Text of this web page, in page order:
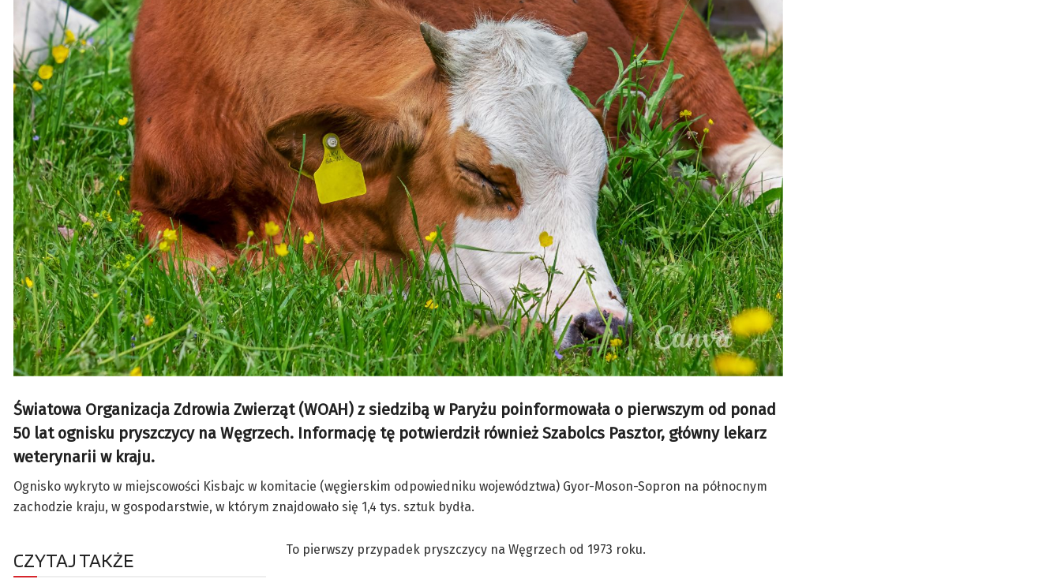
Światowa Organizacja Zdrowia Zwierząt (WOAH) z siedzibą w Paryżu poinformowała o pierwszym od ponad
50 lat ognisku pryszczycy na Węgrzech. Informację tę potwierdził również Szabolcs Pasztor, główny lekarz
weterynarii w kraju.
Ognisko wykryto w miejscowości Kisbajc w komitacie (węgierskim odpowiedniku województwa) Gyor-Moson-Sopron na północnym
zachodzie kraju, w gospodarstwie, w którym znajdowało się 1,4 tys. sztuk bydła.
CZYTAJ TAKŻE To pierwszy przypadek pryszczycy na Węgrzech od 1973 roku.